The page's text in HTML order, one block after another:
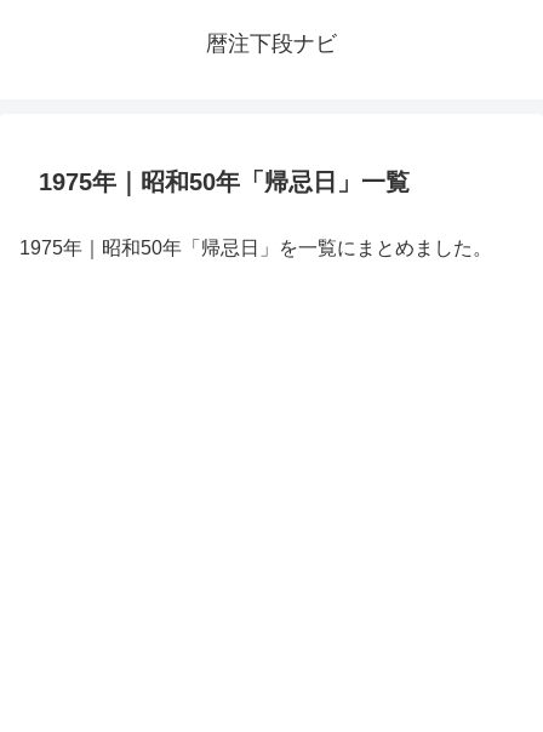
暦注下段ナビ
1975年｜昭和50年「帰忌日」一覧
1975年｜昭和50年「帰忌日」を一覧にまとめました。